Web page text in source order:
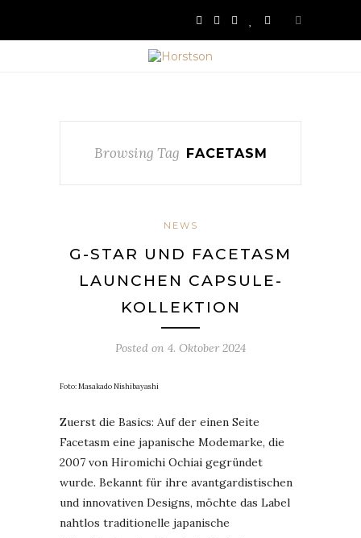
Browsing Tag FACETASM
NEWS
G-STAR UND FACETASM
LAUNCHEN CAPSULE-
KOLLEKTION
Posted on 4. Oktober 2024
Foto: Masakado Nishibayashi
Zuerst die Basics: Auf der einen Seite
Facetasm eine japanische Modemarke, die
2007 von Hiromichi Ochiai gegründet
wurde. Bekannt für ihre avantgardistischen
und innovativen Designs, möchte das Label
nahtlos traditionelle japanische